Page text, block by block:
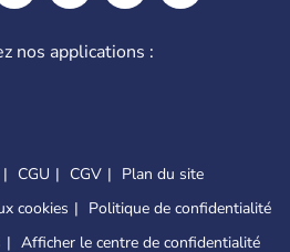
nos applications :
CGU CGV
Plan du site
cookies
Politique de confidentialité
Afficher le centre de confidentialité